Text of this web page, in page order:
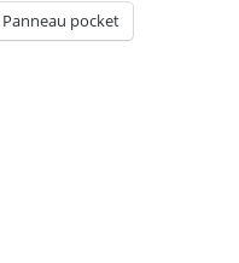
Panneau pocket